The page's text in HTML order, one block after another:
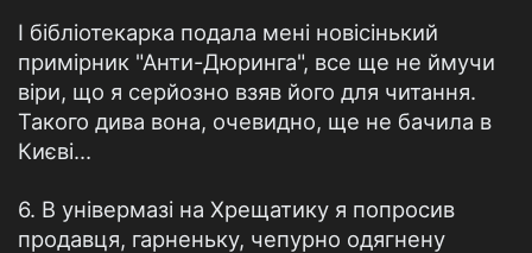
І бібліотекарка подала мені новісінький
примірник "Анти-Дюринга", все ще не ймучи
віри, що я серйозно взяв його для читання.
Такого дива вона, очевидно, ще не бачила в
Києві…
6. В універмазі на Хрещатику я попросив
продавця, гарненьку, чепурно одягнену